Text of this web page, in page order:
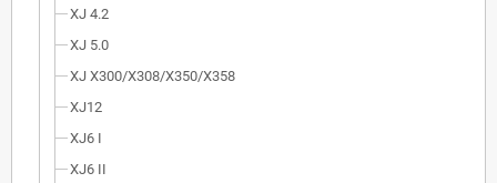
XJ 4.2
XJ 5.0
XJ X300/X308/X350/X358
XJ12
XJ6 I
XJ6 II